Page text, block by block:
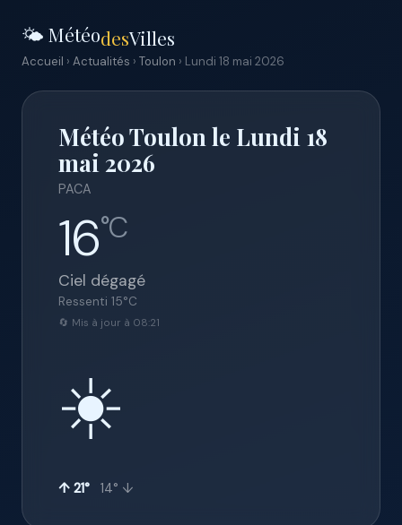
🌤️ MétéodesVilles
Accueil › Actualités › Toulon › Lundi 18 mai 2026
Météo Toulon le Lundi 18
mai 2026
PACA
16°C
Ciel dégagé
Ressenti 15°C
🔄 Mis à jour à 08:21
☀️
↑ 21° 14° ↓